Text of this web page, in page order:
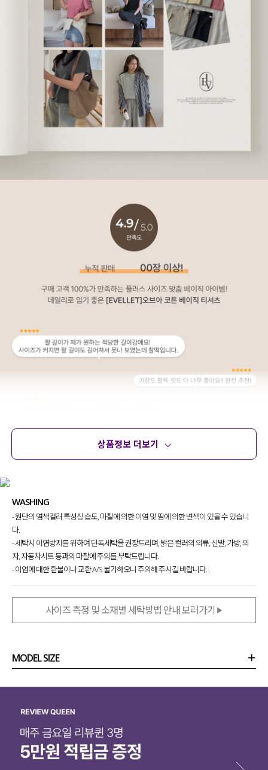
상품정보 더보기
WASHING
- 원단의 염색컬러 특성상 습도, 마찰에 의한 이염 및 땀에 의한 변색이 있을 수 있습니
다.
- 세탁시 이염방지를 위하여 단독세탁을 권장드리며, 밝은 컬러의 의류, 신발, 가방, 의
자, 자동차시트 등과의 마찰에 주의를 부탁드립니다.
- 이염에 대한 환불이나 교환 A/S 불가하오니 주의해 주시길 바랍니다.
사이즈 측정 및 소재별 세탁방법 안내 보러가기
MODEL SIZE